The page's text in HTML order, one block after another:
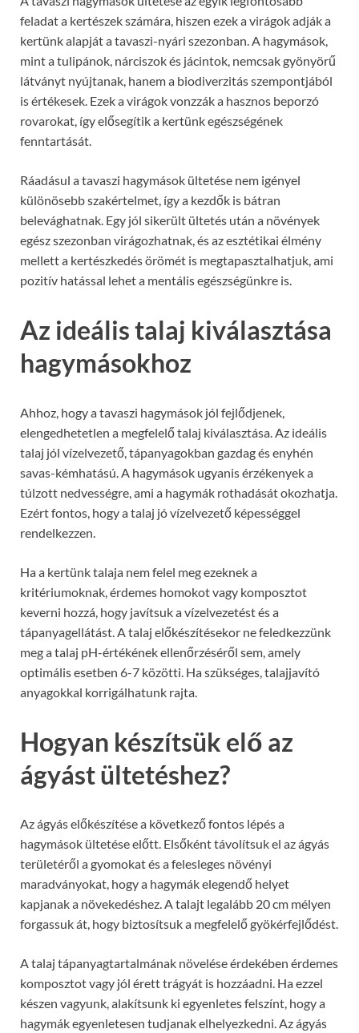
feladat a kertészek számára, hiszen ezek a virágok adják a
kertünk alapját a tavaszi-nyári szezonban. A hagymások,
mint a tulipánok, nárciszok és jácintok, nemcsak gyönyörű
látványt nyújtanak, hanem a biodiverzitás szempontjából
is értékesek. Ezek a virágok vonzzák a hasznos beporzó
rovarokat, így elősegítik a kertünk egészségének
fenntartását.
Ráadásul a tavaszi hagymások ültetése nem igényel
különösebb szakértelmet, így a kezdők is bátran
belevághatnak. Egy jól sikerült ültetés után a növények
egész szezonban virágozhatnak, és az esztétikai élmény
mellett a kertészkedés örömét is megtapasztalhatjuk, ami
pozitív hatással lehet a mentális egészségünkre is.
Az ideális talaj kiválasztása
hagymásokhoz
Ahhoz, hogy a tavaszi hagymások jól fejlődjenek,
elengedhetetlen a megfelelő talaj kiválasztása. Az ideális
talaj jól vízelvezető, tápanyagokban gazdag és enyhén
savas-kémhatású. A hagymások ugyanis érzékenyek a
túlzott nedvességre, ami a hagymák rothadását okozhatja.
Ezért fontos, hogy a talaj jó vízelvezető képességgel
rendelkezzen.
Ha a kertünk talaja nem felel meg ezeknek a
kritériumoknak, érdemes homokot vagy komposztot
keverni hozzá, hogy javítsuk a vízelvezetést és a
tápanyagellátást. A talaj előkészítésekor ne feledkezzünk
meg a talaj pH-értékének ellenőrzéséről sem, amely
optimális esetben 6-7 közötti. Ha szükséges, talajjavító
anyagokkal korrigálhatunk rajta.
Hogyan készítsük elő az
ágyást ültetéshez?
Az ágyás előkészítése a következő fontos lépés a
hagymások ültetése előtt. Elsőként távolítsuk el az ágyás
területéről a gyomokat és a felesleges növényi
maradványokat, hogy a hagymák elegendő helyet
kapjanak a növekedéshez. A talajt legalább 20 cm mélyen
forgassuk át, hogy biztosítsuk a megfelelő gyökérfejlődést.
A talaj tápanyagtartalmának növelése érdekében érdemes
komposztot vagy jól érett trágyát is hozzáadni. Ha ezzel
készen vagyunk, alakítsunk ki egyenletes felszínt, hogy a
hagymák egyenletesen tudjanak elhelyezkedni. Az ágyás